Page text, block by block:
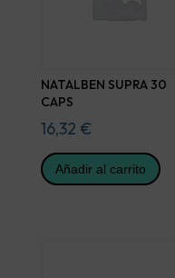
NATALBEN SUPRA 30
CAPS
16,32 €
Añadir al carrito